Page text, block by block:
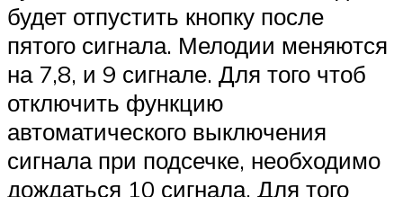
будет отпустить кнопку после
пятого сигнала. Мелодии меняются
на 7,8, и 9 сигнале. Для того чтоб
отключить функцию
автоматического выключения
сигнала при подсечке, необходимо
дождаться 10 сигнала. Для того